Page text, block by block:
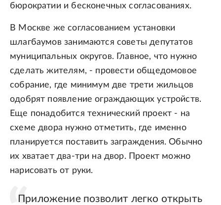
бюрократии и бесконечных согласованиях.
В Москве же согласованием установки
шлагбаумов занимаются советы депутатов
муниципальных округов. Главное, что нужно
сделать жителям, - провести общедомовое
собрание, где минимум две трети жильцов
одобрят появление ограждающих устройств.
Еще понадобится технический проект - на
схеме двора нужно отметить, где именно
планируется поставить заграждения. Обычно
их хватает два-три на двор. Проект можно
нарисовать от руки.
Приложение позволит легко открыть